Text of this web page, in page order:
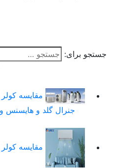
برای:
مقایسه کولر
جنرال گلد و هایسنس و
مقایسه کولر